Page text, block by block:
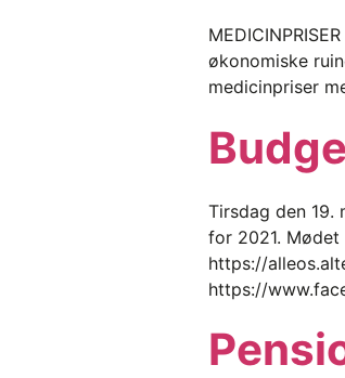
økonomiske
medicinpriser
Tirsdag den 19.
for 2021.
https://
https://